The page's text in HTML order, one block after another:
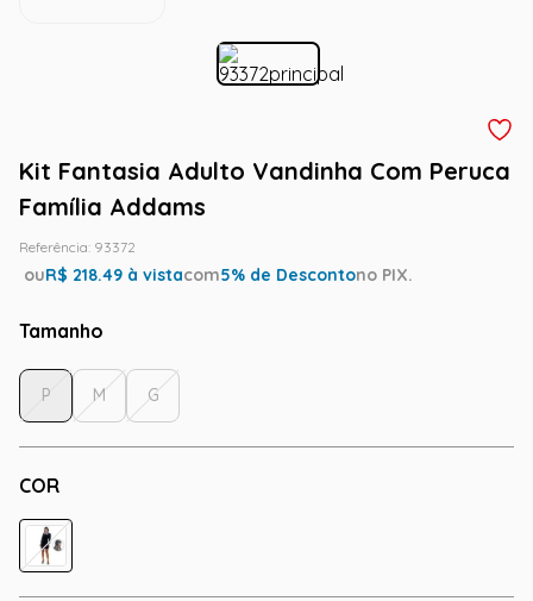
Kit Fantasia Adulto Vandinha Com Peruca
Família Addams
Referência: 93372
ouR$ 218.49 à vistacom5% de Descontono PIX.
Tamanho
COR
P M G